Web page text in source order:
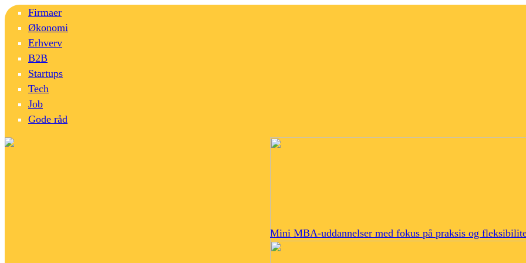
Firmaer
Økonomi
Erhverv
B2B
Startups
Tech
Job
Gode råd
Mini MBA-uddannelser med fokus på praksis og